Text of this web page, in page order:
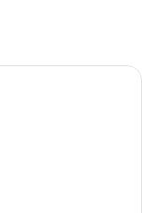
d’hôtel équipée d’un